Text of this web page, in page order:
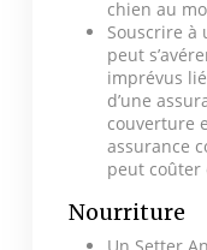
chien au
Souscrire à
peut
imprévus
d’une
couverture
assurance
peut coûter
Nourriture